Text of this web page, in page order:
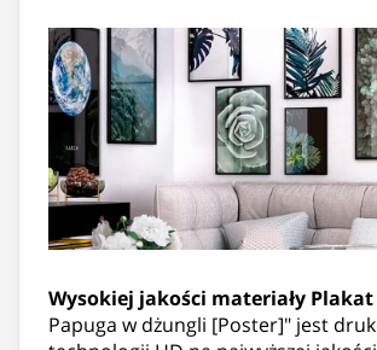
Wysokiej jakości materiały Plakat
Papuga w dżungli [Poster]" jest